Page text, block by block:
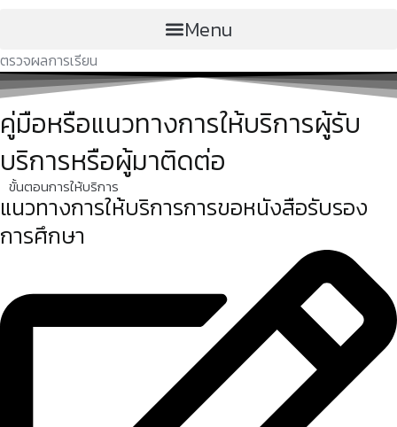
Menu
ตรวจผลการเรียน
คู่มือหรือแนวทางการให้บริการผู้รับ
บริการหรือผู้มาติดต่อ
ขั้นตอนการให้บริการ
แนวทางการให้บริการการขอหนังสือรับรอง
การศึกษา